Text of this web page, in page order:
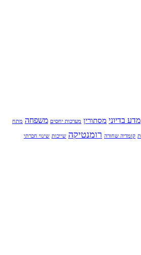
מדע בדיוני מסתורין מערכות יחסים משפחה מתח
קומדיה שחורה רומנטיקה שייכות שינוי חברתי